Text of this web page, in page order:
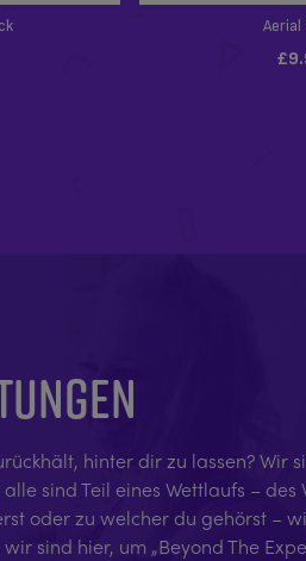
hinter dir zu lassen? Wir
sind Teil eines Wettlaufs – des
oder zu welcher du gehörst –
sind hier, um „Beyond The